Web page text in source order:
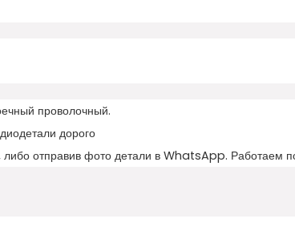
проволочный.
дорого
отправив фото детали в WhatsApp. Работаем